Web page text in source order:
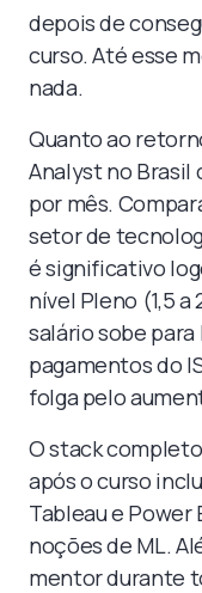
depois de
curso. Até esse
nada.
Quanto ao
Analyst no Brasil
por mês.
setor de
é significativo
nível Pleno (1,5
salário sobe para
pagamentos do
folga pelo
O stack
após o curso
Tableau e
noções de ML.
mentor durante